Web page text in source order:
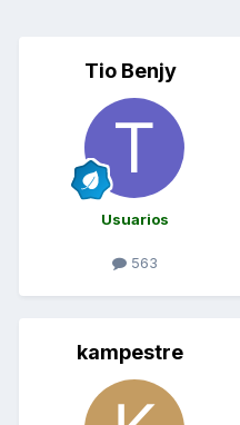
Tio Benjy
Usuarios
563
kampestre